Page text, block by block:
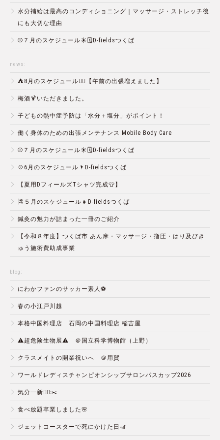
水分補給は最高のコンディショニング｜マッサージ・ストレッチ後
にも大切な理由
⚾️７月のスケジュール☀️🗓D-fieldsつくば
news:
⛺️8月のスケジュール🏄‍♂️【午前の出張増えました】
梅酒🍹いただきました。
子どもの熱中症予防は「水分＋塩分」がポイント！
働く身体のための出張メンテナンス Mobile Body Care
⚾️７月のスケジュール☀️🗓D-fieldsつくば
💠6月のスケジュール🌂D-fieldsつくば
【夏用DフィールズTシャツ完成👕】
🎏５月のスケジュール👧D-fieldsつくば
鍼灸の魅力が詰まった一冊のご紹介
【令和８年度】つくば市 あん摩・マッサージ・指圧・はり及びき
ゅう施術費助成事業
blog:
にわかファンのサッカー素人⚽️
春の小江戸川越
本格中国料理店 石岡の中国料理店 稲吉屋
⚠️超危険生物展⚠️ ＠国立科学博物館（上野）
クラスメイトの開業祝いへ ＠用賀
ワールドレディスチャンピオンシップサロンパスカップ2026
気分一新💇‍♂️✂️
食べ放題卒業しました🌸
ジェットコースターで死にかけた日🎢